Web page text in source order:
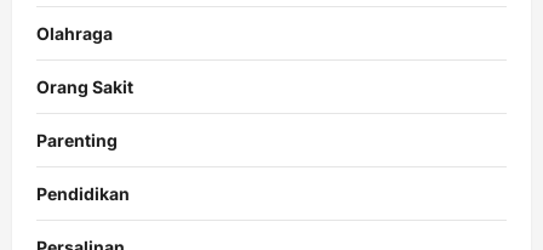
Olahraga
Orang Sakit
Parenting
Pendidikan